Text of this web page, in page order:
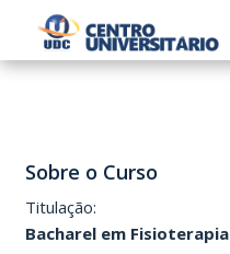
Sobre o Curso
Titulação:
Bacharel em Fisioterapia